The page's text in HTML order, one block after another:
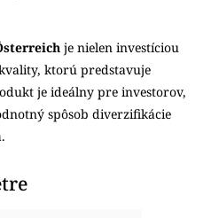
je nielen investíciou
ktorú predstavuje
je ideálny pre investorov,
spôsob diverzifikácie